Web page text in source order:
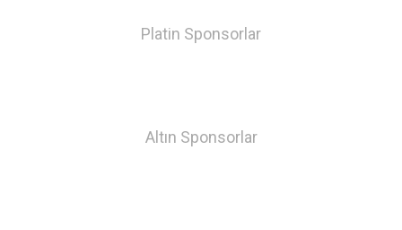
Platin Sponsorlar
Altın Sponsorlar